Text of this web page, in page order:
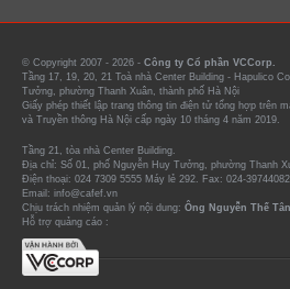
© Copyright 2007 - 2026 - Công ty Cổ phần VCCorp.
Tầng 17, 19, 20, 21 Toà nhà Center Building - Hapulico
Tưởng, phường Thanh Xuân, thành phố Hà Nội
Giấy phép thiết lập trang thông tin điện tử tổng hợp trên
và Truyền thông Hà Nội cấp ngày 10 tháng 4 năm 2019.
Tầng 21, tòa nhà Center Building.
Địa chỉ: Số 01, phố Nguyễn Huy Tưởng, phường Thanh
Điện thoại: 024 7309 5555 Máy lẻ 292. Fax: 024-39744082
Email: info@cafef.vn
Chịu trách nhiệm quản lý nội dung: Ông Nguyễn Thế Tân
Hỗ trợ quảng cáo :